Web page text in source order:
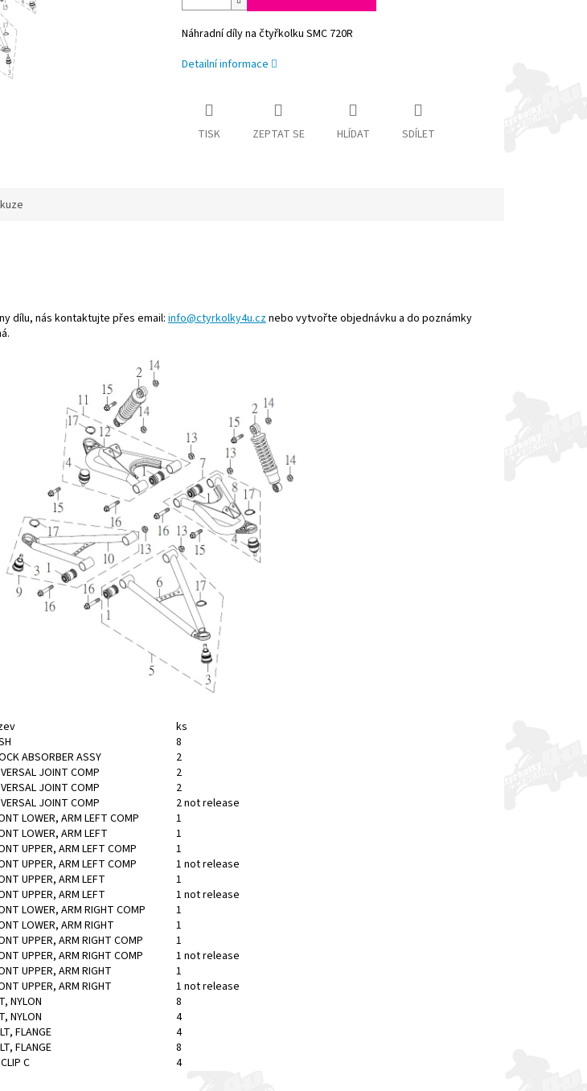
Náhradní díly na čtyřkolku SMC 720R
Detailní informace
TISK ZEPTAT SE HLÍDAT SDÍLET
dílu, nás kontaktujte přes email:info@ctyrkolky4u.cznebo vytvořte objednávku a do poznámky
ks
8
ABSORBER ASSY
2
JOINT COMP
2
JOINT COMP
2
JOINT COMP
2 not release
LOWER, ARM LEFT COMP
1
LOWER, ARM LEFT
1
UPPER, ARM LEFT COMP
1
UPPER, ARM LEFT COMP
1 not release
UPPER, ARM LEFT
1
UPPER, ARM LEFT
1 not release
LOWER, ARM RIGHT COMP
1
LOWER, ARM RIGHT
1
UPPER, ARM RIGHT COMP
1
UPPER, ARM RIGHT COMP
1 not release
UPPER, ARM RIGHT
1
UPPER, ARM RIGHT
1 not release
NYLON
8
NYLON
4
FLANGE
4
FLANGE
8
C 4